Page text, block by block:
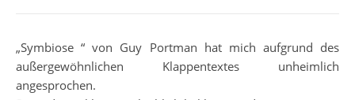
„Symbiose “ von Guy Portman hat mich aufgrund des
außergewöhnlichen Klappentextes unheimlich
angesprochen.